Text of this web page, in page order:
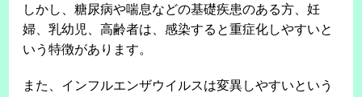
しかし、糖尿病や喘息などの基礎疾患のある方、妊
婦、乳幼児、高齢者は、感染すると重症化しやすいと
いう特徴があります。
また、インフルエンザウイルスは変異しやすいという